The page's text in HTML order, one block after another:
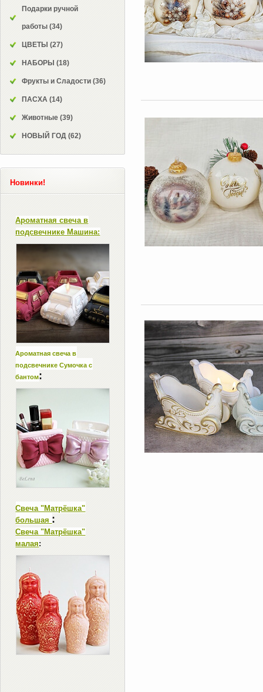
Подарки ручной
работы (34)
ЦВЕТЫ (27)
НАБОРЫ (18)
Фрукты и Сладости (36)
ПАСХА (14)
Животные (39)
НОВЫЙ ГОД (62)
Новинки!
Ароматная свеча в
подсвечнике Машина:
Ароматная свеча в
подсвечнике Сумочка с
бантом:
Свеча "Матрёшка"
большая :
Свеча "Матрёшка"
малая: